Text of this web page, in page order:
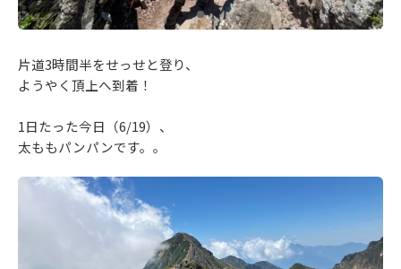
片道3時間半をせっせと登り、
ようやく頂上へ到着！
1日たった今日（6/19）、
太ももパンパンです。。